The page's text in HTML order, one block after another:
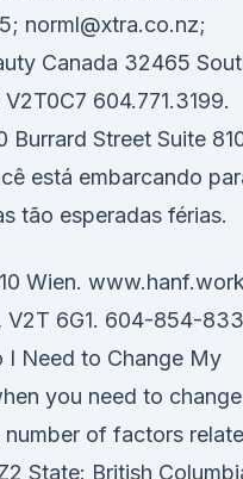
norml@xtra.co.nz;
Canada 32465
604.771.3199.
Burrard Street Suite
está embarcando
tão esperadas férias.
Wien.
V2T 6G1. 604-854-
I Need to Change My
you need to change
of factors
State: British